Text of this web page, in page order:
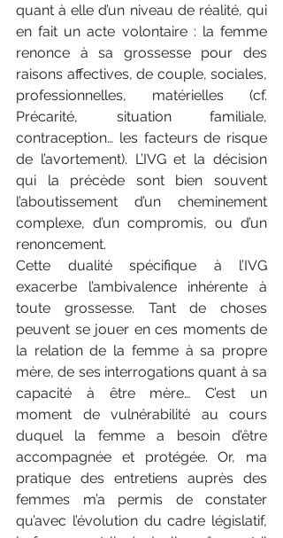
quant à elle d’un niveau de réalité, qui
en fait un acte volontaire : la femme
renonce à sa grossesse pour des
raisons affectives, de couple, sociales,
professionnelles, matérielles (cf.
Précarité, situation familiale,
contraception… les facteurs de risque
de l’avortement). L’IVG et la décision
qui la précède sont bien souvent
l’aboutissement d’un cheminement
complexe, d’un compromis, ou d’un
renoncement.
Cette dualité spécifique à l’IVG
exacerbe l’ambivalence inhérente à
toute grossesse. Tant de choses
peuvent se jouer en ces moments de
la relation de la femme à sa propre
mère, de ses interrogations quant à sa
capacité à être mère… C’est un
moment de vulnérabilité au cours
duquel la femme a besoin d’être
accompagnée et protégée. Or, ma
pratique des entretiens auprès des
femmes m’a permis de constater
qu’avec l’évolution du cadre législatif,